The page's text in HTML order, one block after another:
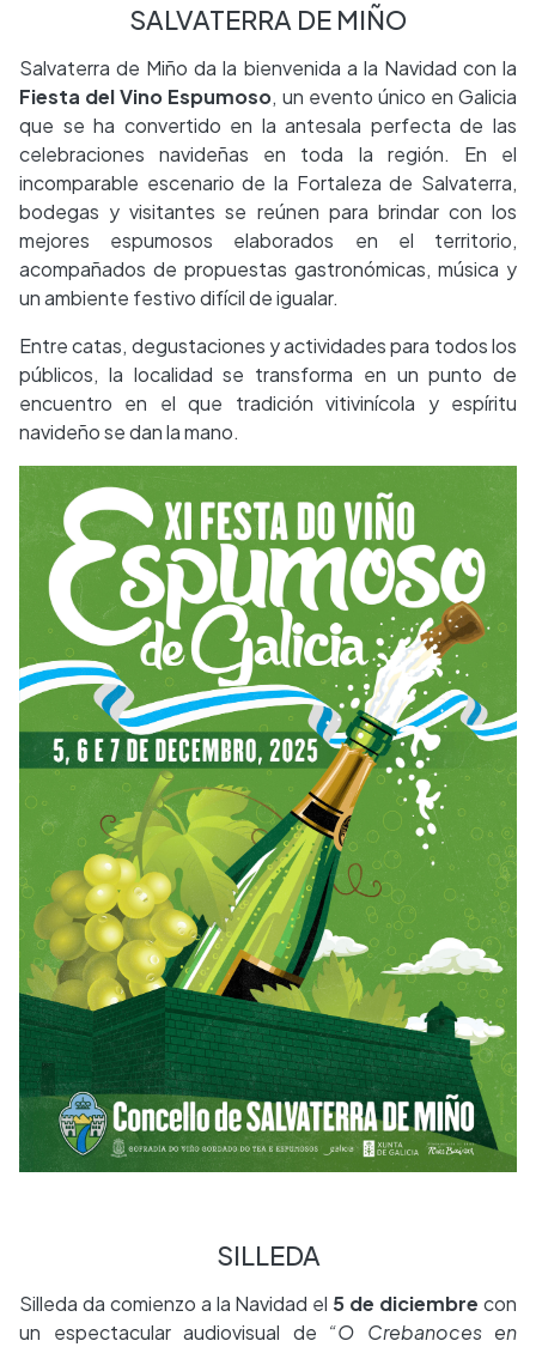
SALVATERRA DE MIÑO
Salvaterra de Miño da la bienvenida a la Navidad con la
Fiesta del Vino Espumoso, un evento único en Galicia
que se ha convertido en la antesala perfecta de las
celebraciones navideñas en toda la región. En el
incomparable escenario de la Fortaleza de Salvaterra,
bodegas y visitantes se reúnen para brindar con los
mejores espumosos elaborados en el territorio,
acompañados de propuestas gastronómicas, música y
un ambiente festivo difícil de igualar.
Entre catas, degustaciones y actividades para todos los
públicos, la localidad se transforma en un punto de
encuentro en el que tradición vitivinícola y espíritu
navideño se dan la mano.
SILLEDA
Silleda da comienzo a la Navidad el 5 de diciembre con
un espectacular audiovisual de “O Crebanoces en